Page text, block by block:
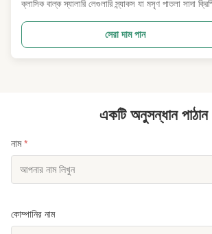
ক্লাসিক বাল্ক স্যালারি লেগুলারি স্ন্যাকস যা মসৃণ পাতলা সাদা
সতেজতাপূর্ণ ক্ষতিকারক ওয়াসাবি মশলা দিয়ে সমানভাবে মিশ্রিতনিম্ন
তাপমাত্রায় বেকিংয়ের পরে, পণ্যটি দুধের ...
সেরা দাম পান
একটি অনুসন্ধান পাঠান
নাম*
কোম্পানির নাম